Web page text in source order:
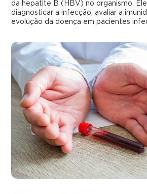
da hepatite B (HBV) no organismo.
diagnosticar a infecção, avaliar a
evolução da doença em pacientes